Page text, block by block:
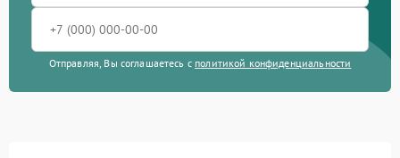
Отправляя, Вы соглашаетесь с политикой конфиденциальности